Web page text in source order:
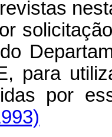
para
por